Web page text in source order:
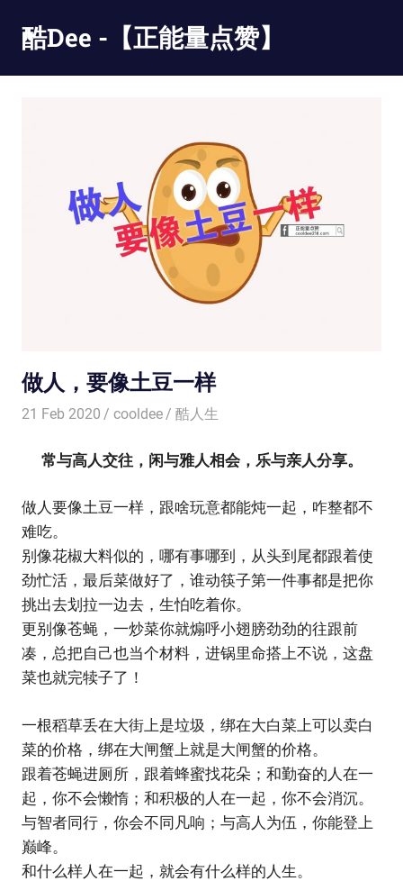
content
酷Dee -【正能量点赞】
做人，要像土豆一样
21 Feb 2020 cooldee 酷人生
常与高人交往，闲与雅人相会，乐与亲人分享。
做人要像土豆一样，跟啥玩意都能炖一起，咋整都不
难吃。
别像花椒大料似的，哪有事哪到，从头到尾都跟着使
劲忙活，最后菜做好了，谁动筷子第一件事都是把你
挑出去划拉一边去，生怕吃着你。
更别像苍蝇，一炒菜你就煽呼小翅膀劲劲的往跟前
凑，总把自己也当个材料，进锅里命搭上不说，这盘
菜也就完犊子了！
一根稻草丢在大街上是垃圾，绑在大白菜上可以卖白
菜的价格，绑在大闸蟹上就是大闸蟹的价格。
跟着苍蝇进厕所，跟着蜂蜜找花朵；和勤奋的人在一
起，你不会懒惰；和积极的人在一起，你不会消沉。
与智者同行，你会不同凡响；与高人为伍，你能登上
巅峰。
和什么样人在一起，就会有什么样的人生。